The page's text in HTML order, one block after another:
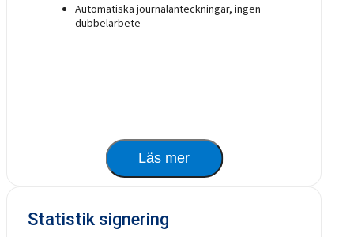
Automatiska journalanteckningar, ingen
dubbelarbete
Läs mer
Statistik signering